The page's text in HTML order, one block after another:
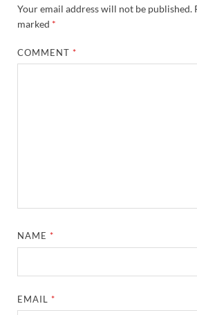
Your email address will not be published.
marked *
COMMENT*
NAME*
EMAIL*